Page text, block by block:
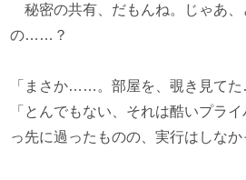
秘密の共有、だもんね。じゃあ、
の……？
「まさか……。部屋を、覗き見て
「とんでもない、それは酷いプラ
っ先に過ったものの、実行はしなか